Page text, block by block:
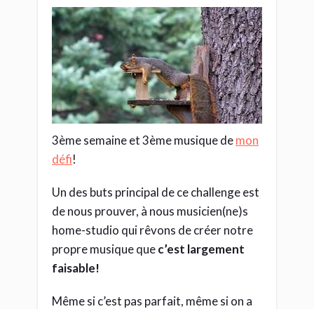
3ème semaine et 3ème musique demon
défi!
Un des buts principal de ce challenge est
de nous prouver, à nous musicien(ne)s
home-studio qui rêvons de créer notre
propre musique quec’est largement
faisable!
Même si c’est pas parfait, même si on a